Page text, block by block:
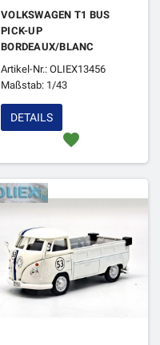
VOLKSWAGEN T1 BUS
PICK-UP
BORDEAUX/BLANC
Artikel-Nr.: OLIEX13456
Maßstab: 1/43
favorite
DETAILS